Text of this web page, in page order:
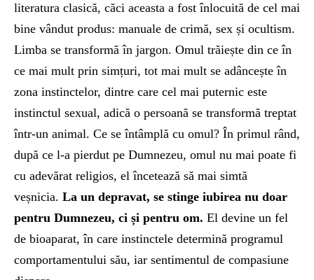
literatura clasică, căci aceasta a fost înlocuită de cel mai
bine vândut produs: manuale de crimă, sex și ocultism.
Limba se transformă în jargon. Omul trăiește din ce în
ce mai mult prin simțuri, tot mai mult se adâncește în
zona instinctelor, dintre care cel mai puternic este
instinctul sexual, adică o persoană se transformă treptat
într-un animal. Ce se întâmplă cu omul? În primul rând,
după ce l-a pierdut pe Dumnezeu, omul nu mai poate fi
cu adevărat religios, el încetează să mai simtă
veșnicia. La un depravat, se stinge iubirea nu doar
pentru Dumnezeu, ci și pentru om. El devine un fel
de bioaparat, în care instinctele determină programul
comportamentului său, iar sentimentul de compasiune